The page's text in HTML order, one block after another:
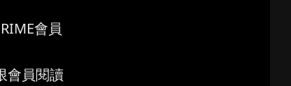
會員
會員閱讀